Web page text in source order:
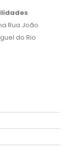
Rua João
do Rio